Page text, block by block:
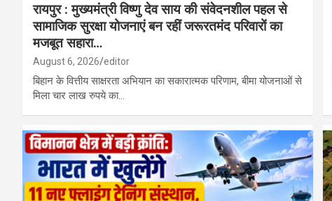
रायपुर : मुख्यमंत्री विष्णु देव साय की संवेदनशील पहल से
सामाजिक सुरक्षा योजनाएं बन रहीं जरूरतमंद परिवारों का
मजबूत सहारा…
August 6, 2026 editor
बिहान के वित्तीय साक्षरता अभियान का सकारात्मक परिणाम, बीमा योजनाओं से
मिला चार लाख रुपये का…